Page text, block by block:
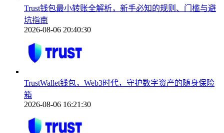
Trust钱包最小转账全解析，新手必知的规则、门槛与避
坑指南
2026-08-06 20:40:30
TrustWallet钱包，Web3时代，守护数字资产的随身保险
箱
2026-08-06 16:21:30